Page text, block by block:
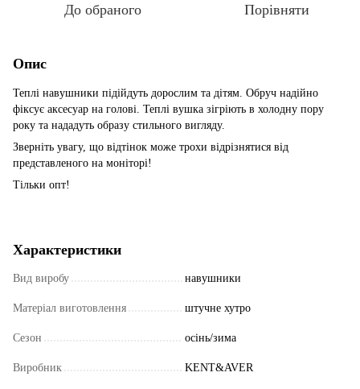
До обраного Порівняти
Опис
Теплі навушники підійдуть дорослим та дітям. Обруч надійно
фіксує аксесуар на голові. Теплі вушка зігріють в холодну пору
року та нададуть образу стильного вигляду.
Зверніть увагу, що відтінок може трохи відрізнятися від
представленого на моніторі!
Тільки опт!
Характеристики
Вид виробу навушники
Матеріал виготовлення штучне хутро
Сезон осінь/зима
Виробник KENT&AVER